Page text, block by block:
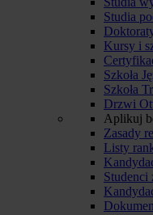
Studia
Kursy i
Szkoła
Szkoła
Drzwi
Aplikuj
Zasady
Listy
Studenci